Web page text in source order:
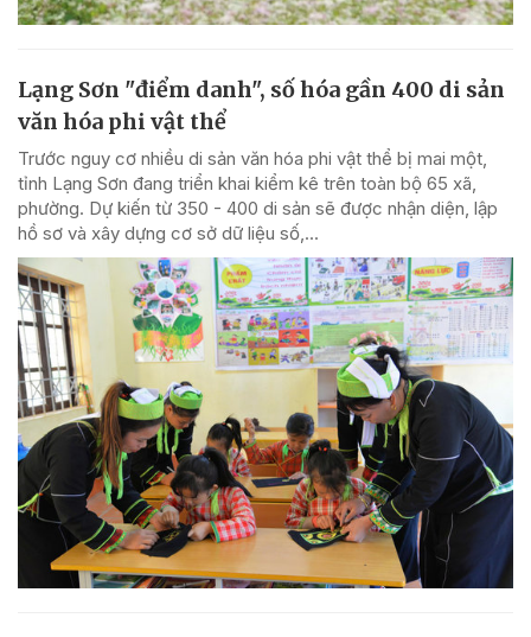
Lạng Sơn "điểm danh", số hóa gần 400 di sản
văn hóa phi vật thể
Trước nguy cơ nhiều di sản văn hóa phi vật thể bị mai một,
tỉnh Lạng Sơn đang triển khai kiểm kê trên toàn bộ 65 xã,
phường. Dự kiến từ 350 - 400 di sản sẽ được nhận diện, lập
hồ sơ và xây dựng cơ sở dữ liệu số,...